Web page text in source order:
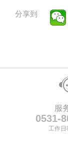
分享到
服
0531-
工作日